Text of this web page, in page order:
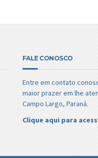
FALE CONOSCO
Entre em contato
maior prazer em lhe
Campo Largo, Paraná.
Clique aqui para